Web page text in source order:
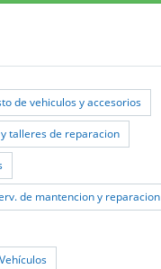
de vehiculos y accesorios
talleres de reparacion
de mantencion y reparacion
Vehículos